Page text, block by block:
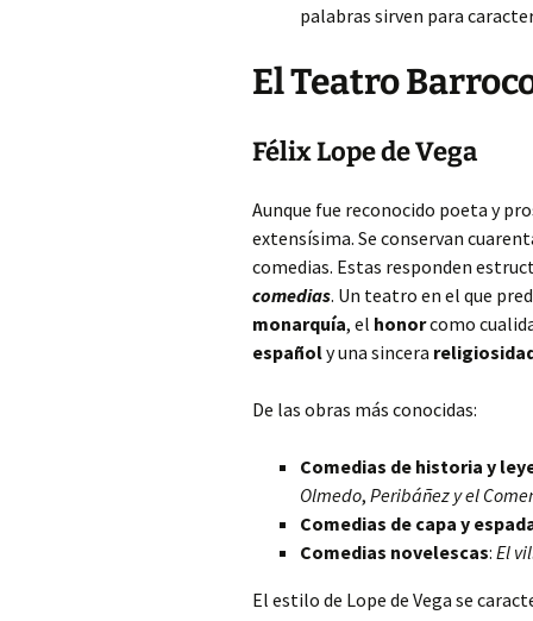
palabras sirven para
El Teatro
Félix Lope de Vega
Aunque fue reconocido poeta y
extensísima. Se conservan
comedias. Estas responden
comedias. Un teatro en el que
monarquía, el honorcomo
españoly una sincera
De las obras más conocidas:
Comedias de historia y
Olmedo, Peribáñez y el
Comedias de capa y
Comedias novelescas: El
El estilo de Lope de Vega se